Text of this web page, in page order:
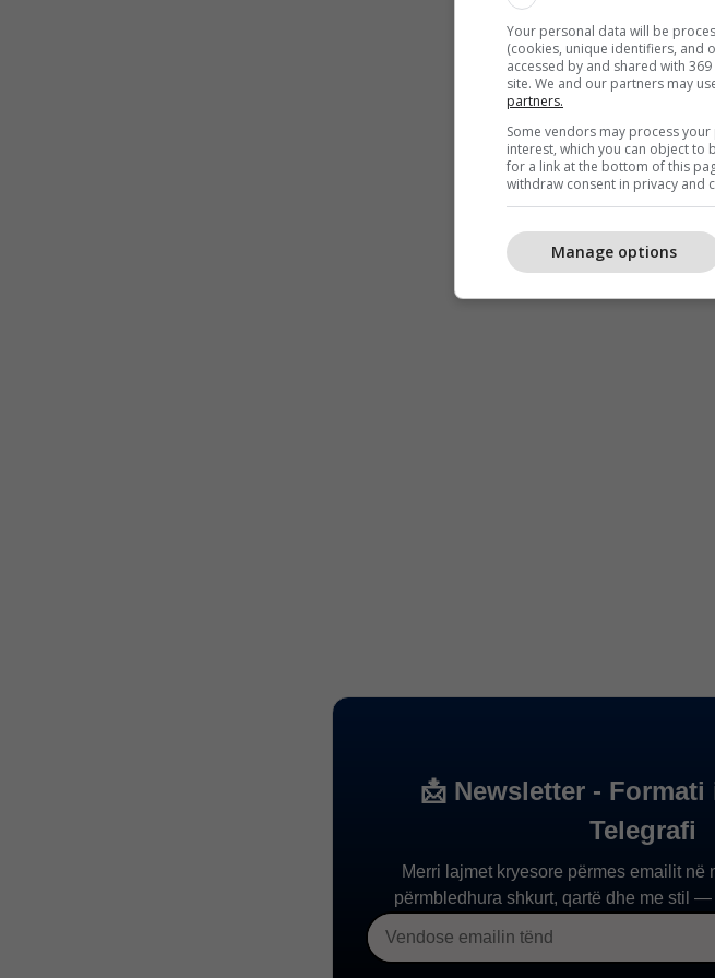
Your personal data will be
(cookies, unique identifiers, and
accessed by and shared with
site. We and our partners may
partners.
Some vendors may process
interest, which you can object to
for a link at the bottom of this
withdraw consent in privacy and
Manage options